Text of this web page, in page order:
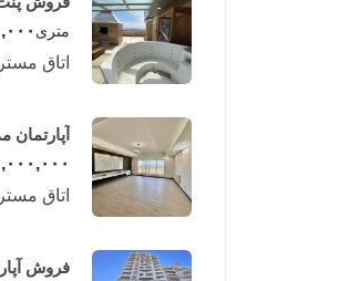
لوکس در
فریدونکنار
متری
اتاق
ساحلی/
اتاق